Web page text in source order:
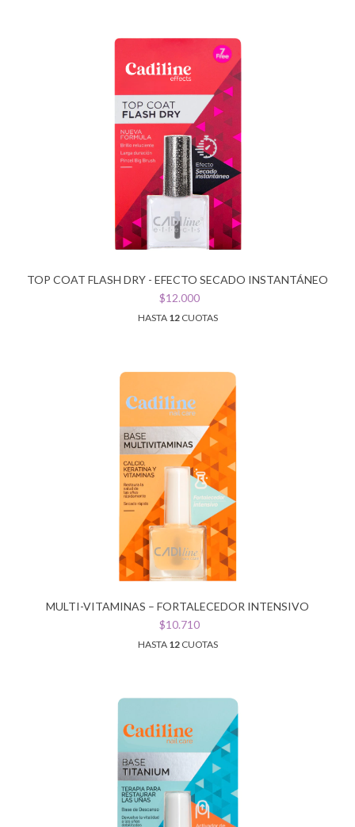
TOP COAT FLASH DRY - EFECTO SECADO INSTANTÁNEO
$12.000
HASTA 12CUOTAS
MULTI-VITAMINAS – FORTALECEDOR INTENSIVO
$10.710
HASTA 12CUOTAS